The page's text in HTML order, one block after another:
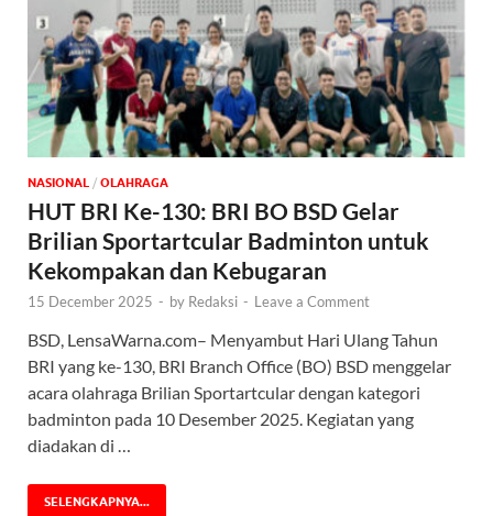
NASIONAL / OLAHRAGA
HUT BRI Ke-130: BRI BO BSD Gelar
Brilian Sportartcular Badminton untuk
Kekompakan dan Kebugaran
15 December 2025 - by Redaksi - Leave a Comment
BSD, LensaWarna.com– Menyambut Hari Ulang Tahun
BRI yang ke-130, BRI Branch Office (BO) BSD menggelar
acara olahraga Brilian Sportartcular dengan kategori
badminton pada 10 Desember 2025. Kegiatan yang
diadakan di …
SELENGKAPNYA...